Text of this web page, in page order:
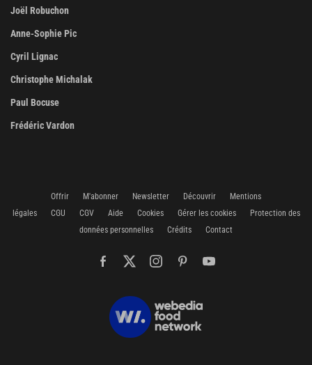
Joël Robuchon
Anne-Sophie Pic
Cyril Lignac
Christophe Michalak
Paul Bocuse
Frédéric Vardon
Offrir M'abonner Newsletter Découvrir
Mentions
légales
CGU CGV Aide Cookies Gérer les cookies
Protection des
données personnelles
Crédits Contact